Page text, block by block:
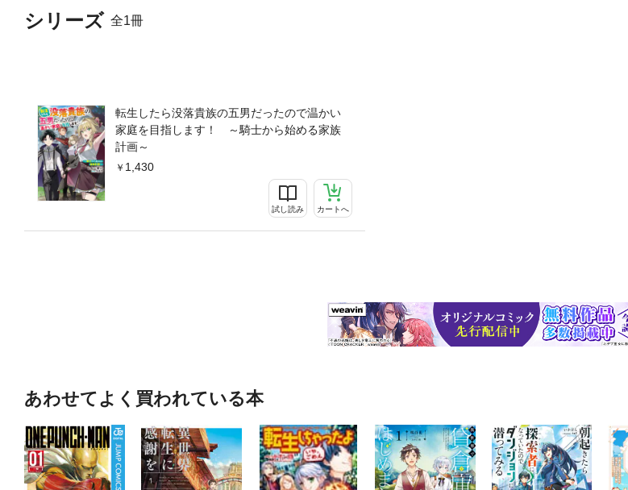
シリーズ 全1冊
転生したら没落貴族の五男だったので温かい
家庭を目指します！ ～騎士から始める家族
計画～
1,430
試し読み カートへ
あわせてよく買われている本